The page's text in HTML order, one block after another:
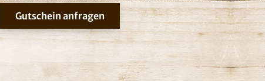
Gutschein anfragen